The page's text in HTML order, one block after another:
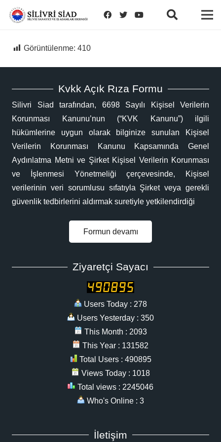
Görüntülenme: 410
Kvkk Açık Rıza Formu
Silivri Siad tarafından, 6698 Sayılı Kişisel Verilerin
Korunması Kanunu’nun (“KVK Kanunu”) ilgili
hükümlerine uygun olarak bilginize sunulan Kişisel
Verilerin Korunması Kanunu Kapsamında Genel
Aydınlatma Metni ve Şirket Kişisel Verilerin Korunması
ve İşlenmesi Yönetmeliği çerçevesinde, Kişisel
verilerinin veri sorumlusu sıfatıyla Şirket veya gerekli
güvenlik tedbirlerini aldırmak suretiyle yetkilendirdiği
Formun devamı
Ziyaretçi Sayacı
Users Today : 278
Users Yesterday : 350
This Month : 2093
This Year : 131582
Total Users : 490895
Views Today : 1018
Total views : 2245046
Who's Online : 3
İletişim